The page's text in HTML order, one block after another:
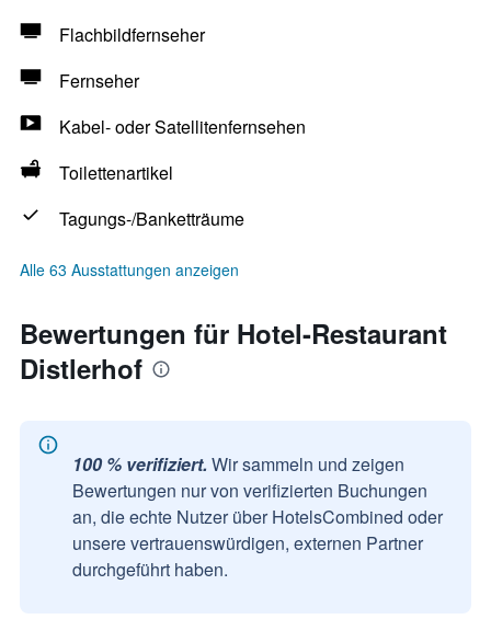
Flachbildfernseher
Fernseher
Kabel- oder Satellitenfernsehen
Toilettenartikel
Tagungs-/Banketträume
Alle 63 Ausstattungen anzeigen
Bewertungen für Hotel-Restaurant
Distlerhof
100 % verifiziert. Wir sammeln und zeigen
Bewertungen nur von verifizierten Buchungen
an, die echte Nutzer über HotelsCombined oder
unsere vertrauenswürdigen, externen Partner
durchgeführt haben.